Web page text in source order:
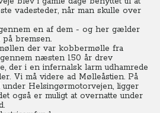
vadesteder, når man skulle over
en af dem - og her gælder
bremsen.
der var kobbermølle fra
næsten 150 år drev
der i en infernalsk larm udhamrede
Vi må videre ad Mølleåstien. På
Helsingørmotorvejen, ligger
også er muligt at overnatte under